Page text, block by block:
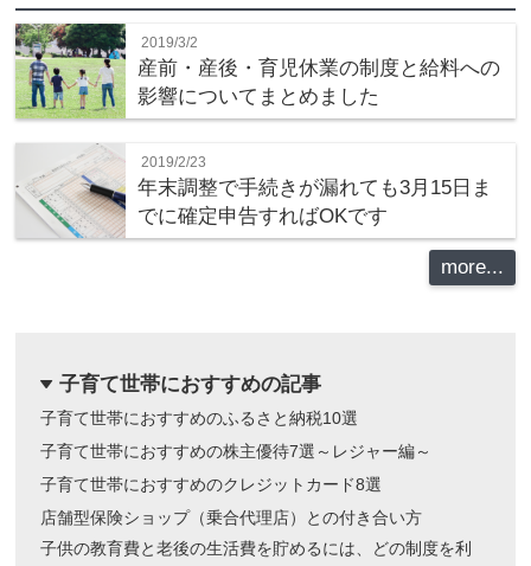
2019/3/2
産前・産後・育児休業の制度と給料への
影響についてまとめました
2019/2/23
年末調整で手続きが漏れても3月15日ま
でに確定申告すればOKです
more...
dropdown 子育て世帯におすすめの記事
子育て世帯におすすめのふるさと納税10選
子育て世帯におすすめの株主優待7選～レジャー編～
子育て世帯におすすめのクレジットカード8選
店舗型保険ショップ（乗合代理店）との付き合い方
子供の教育費と老後の生活費を貯めるには、どの制度を利